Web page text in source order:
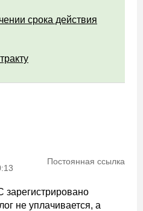
срока действия
Постоянная ссылка
не уплачивается, а